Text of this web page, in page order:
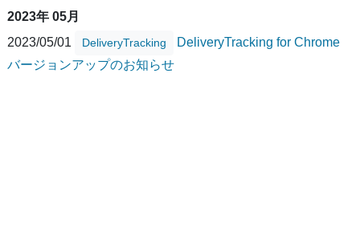
2023年 05月
2023/05/01
DeliveryTracking
DeliveryTracking for Chrome
バージョンアップのお知らせ